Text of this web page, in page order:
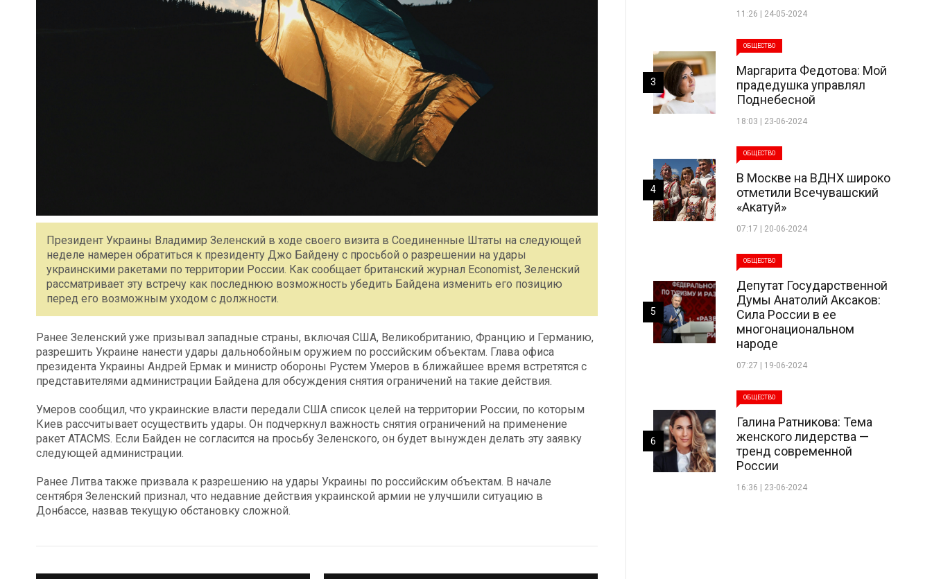
Президент Украины Владимир Зеленский в ходе своего визита в Соединенные Штаты на следующей
неделе намерен обратиться к президенту Джо Байдену с просьбой о разрешении на удары
украинскими ракетами по территории России. Как сообщает британский журнал Economist, Зеленский
рассматривает эту встречу как последнюю возможность убедить Байдена изменить его позицию
перед его возможным уходом с должности.
Ранее Зеленский уже призывал западные страны, включая США, Великобританию, Францию и Германию,
разрешить Украине нанести удары дальнобойным оружием по российским объектам. Глава офиса
президента Украины Андрей Ермак и министр обороны Рустем Умеров в ближайшее время встретятся с
представителями администрации Байдена для обсуждения снятия ограничений на такие действия.
Умеров сообщил, что украинские власти передали США список целей на территории России, по которым
Киев рассчитывает осуществить удары. Он подчеркнул важность снятия ограничений на применение
ракет ATACMS. Если Байден не согласится на просьбу Зеленского, он будет вынужден делать эту заявку
следующей администрации.
Ранее Литва также призвала к разрешению на удары Украины по российским объектам. В начале
сентября Зеленский признал, что недавние действия украинской армии не улучшили ситуацию в
Донбассе, назвав текущую обстановку сложной.
11:26 | 24-05-2024
ОБЩЕСТВО
Маргарита Федотова: Мой
прадедушка управлял
Поднебесной
18:03 | 23-06-2024
3
ОБЩЕСТВО
В Москве на ВДНХ широко
отметили Всечувашский
«Акатуй»
07:17 | 20-06-2024
4
ОБЩЕСТВО
Депутат Государственной
Думы Анатолий Аксаков:
Сила России в ее
многонациональном
народе
07:27 | 19-06-2024
5
ОБЩЕСТВО
Галина Ратникова: Тема
женского лидерства —
тренд современной
России
16:36 | 23-06-2024
6